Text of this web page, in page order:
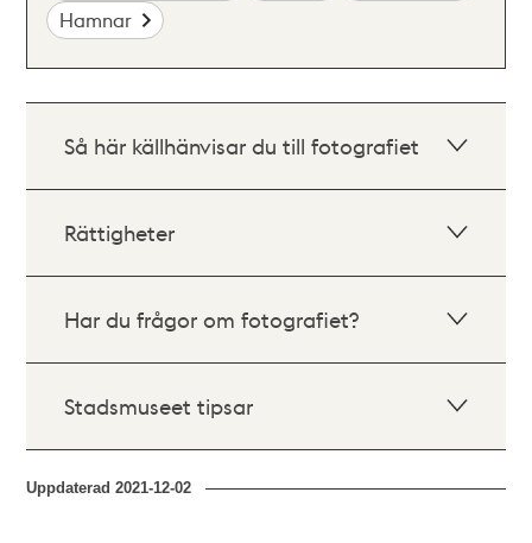
Hamnar
Så här källhänvisar du till fotografiet
Rättigheter
Har du frågor om fotografiet?
Stadsmuseet tipsar
Uppdaterad2021-12-02